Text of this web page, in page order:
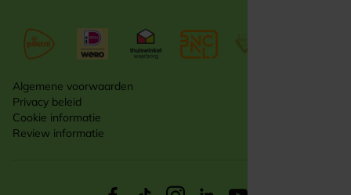
Algemene voorwaarden
Privacy beleid
Cookie informatie
Review informatie